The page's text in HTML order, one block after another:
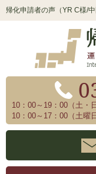
帰化申請者の声（YR C様/中
10：00～19：00（土・
10：00～17：00（土曜日